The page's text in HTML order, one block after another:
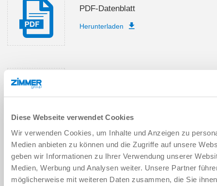
Diese Webseite verwendet Cookies
Wir verwenden Cookies, um Inhalte und Anzeigen zu
Medien anbieten zu können und die Zugriffe auf unsere
geben wir Informationen zu Ihrer Verwendung unserer
Medien, Werbung und Analysen weiter. Unsere Partner
möglicherweise mit weiteren Daten zusammen, die Sie
PDF-Datenblatt
Herunterladen
Montage- und Betriebsanleitung
Herunterladen